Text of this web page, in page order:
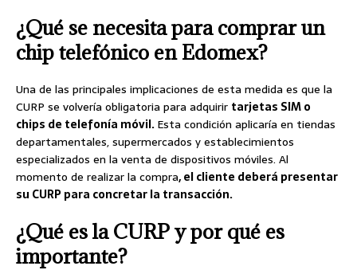
¿Qué se necesita para comprar un
chip telefónico en Edomex?
Una de las principales implicaciones de esta medida es que la
CURP se volvería obligatoria para adquirir tarjetas SIM o
chips de telefonía móvil.Esta condición aplicaría en tiendas
departamentales, supermercados y establecimientos
especializados en la venta de dispositivos móviles. Al
momento de realizar la compra, el cliente deberá presentar
su CURP para concretar la transacción.
¿Qué es la CURP y por qué es
importante?